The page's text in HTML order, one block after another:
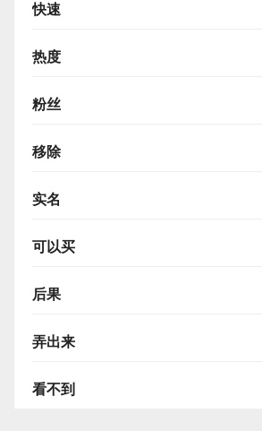
快速
热度
粉丝
移除
实名
可以买
后果
弄出来
看不到